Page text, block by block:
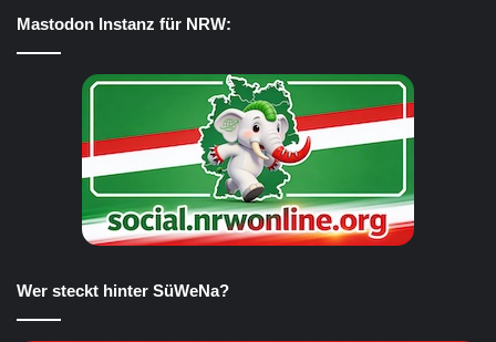
Mastodon Instanz für NRW:
Wer steckt hinter SüWeNa?